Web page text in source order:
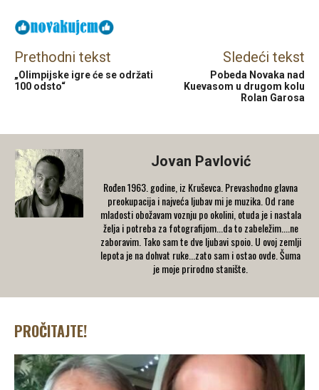
Prethodni tekst
„Olimpijske igre će se održati
100 odsto“
Sledeći tekst
Pobeda Novaka nad
Kuevasom u drugom kolu
Rolan Garosa
Jovan Pavlović
Rođen 1963. godine, iz Kruševca. Prevashodno glavna
preokupacija i najveća ljubav mi je muzika. Od rane
mladosti obožavam voznju po okolini, otuda je i nastala
želja i potreba za fotografijom...da to zabeležim....ne
zaboravim. Tako sam te dve ljubavi spoio. U ovoj zemlji
lepota je na dohvat ruke...zato sam i ostao ovde. Šuma
je moje prirodno stanište.
PROČITAJTE!